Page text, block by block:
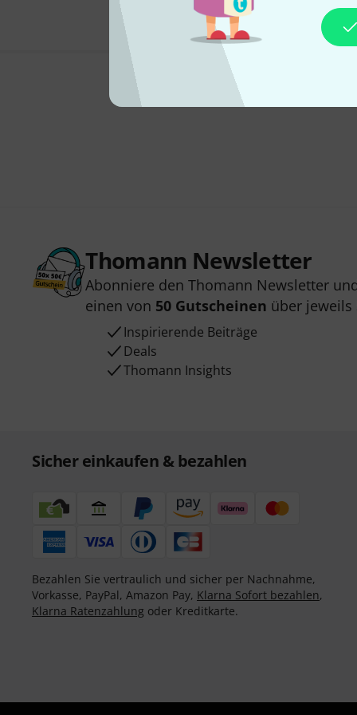
Thomann Newsletter
Abonniere den Thomann Newsletter
einen von 50 Gutscheinen über jeweils
Inspirierende Beiträge
Deals
Thomann Insights
Sicher einkaufen & bezahlen
Bezahlen Sie vertraulich und sicher per Nachnahme,
Vorkasse, PayPal, Amazon Pay, Klarna Sofort bezahlen,
Klarna Ratenzahlung oder Kreditkarte.